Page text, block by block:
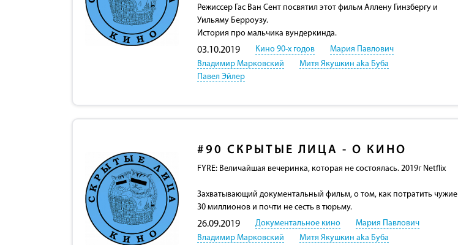
Режиссер Гас Ван Сент посвятил этот фильм Аллену Гинзбергу и
Уильяму Берроузу.
История про мальчика вундеркинда.
03.10.2019 Кино 90-х годов
Мария Павлович
Владимир Марковский
Митя Якушкин aka Буба
Павел Эйлер
#90 СКРЫТЫЕ ЛИЦА - О КИНО
FYRE: Величайшая вечеринка, которая не состоялась. 2019г Netflix
Захватывающий документальный фильм, о том, как потратить чужие
30 миллионов и почти не сесть в тюрьму.
26.09.2019 Документальное кино
Мария Павлович
Владимир Марковский
Митя Якушкин aka Буба